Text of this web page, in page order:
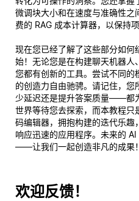
微调块大小和在速度与准确性之
费的 RAG 成本计算器，以保持
现在您已经了解了这些部分如何
始！无论您是在构建聊天机器人
您都有创新的工具。尝试不同的
的创造力自由驰骋。请记住，
少延迟还是提升答案质量——都
世界等待您去探索，而本教程
码编辑器，拥抱构建的迭代乐趣
响应迅速的应用程序。未来的
——让我们一起创造非凡的成果
欢迎反馈！